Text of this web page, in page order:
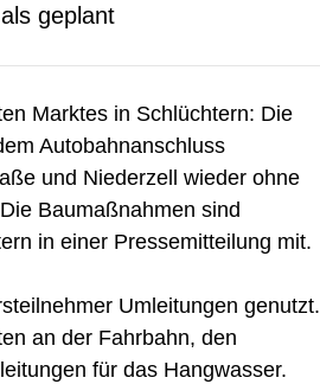
geplant
Marktes in Schlüchtern: Die
Autobahnanschluss
und Niederzell wieder ohne
Baumaßnahmen sind
in einer Pressemitteilung mit.
Umleitungen genutzt.
an der Fahrbahn, den
für das Hangwasser.